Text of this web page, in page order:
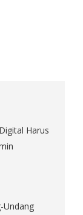
Harus
Undang